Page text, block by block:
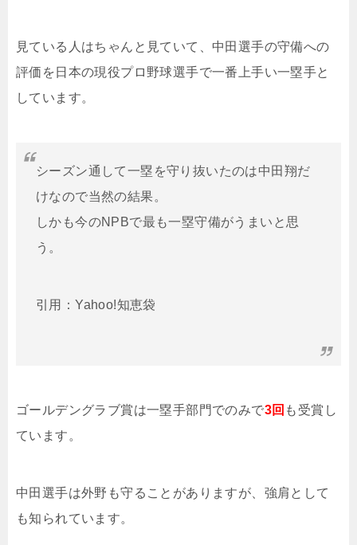
見ている人はちゃんと見ていて、中田選手の守備への
評価を日本の現役プロ野球選手で一番上手い一塁手と
しています。
シーズン通して一塁を守り抜いたのは中田翔だ
けなので当然の結果。
しかも今のNPBで最も一塁守備がうまいと思
う。
引用：Yahoo!知恵袋
ゴールデングラブ賞は一塁手部門でのみで3回 も受賞し
ています。
中田選手は外野も守ることがありますが、強肩として
も知られています。